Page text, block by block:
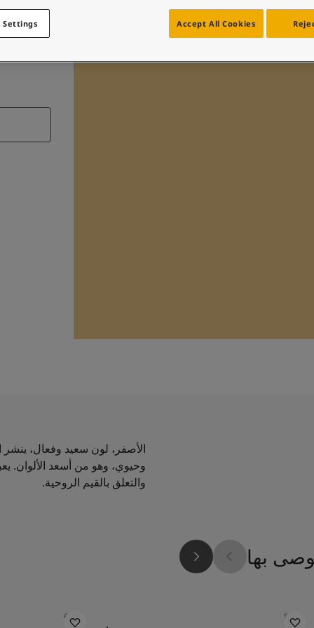
الأصفر، لون سعيد وفعال،
وحيوي، وهو من أسعد الألوان.
والتعلق بالقيم الروحية.
بها
8252
6084
Accept All Cookies
Settings